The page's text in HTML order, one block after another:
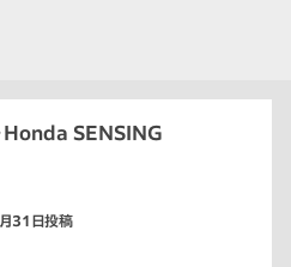
Honda SENSING
31日投稿